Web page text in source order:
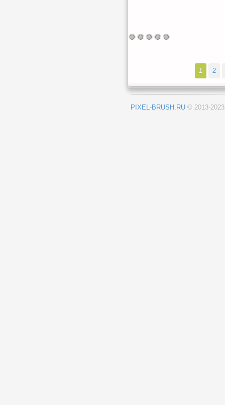
1 2
PIXEL-BRUSH.RU © 2013-